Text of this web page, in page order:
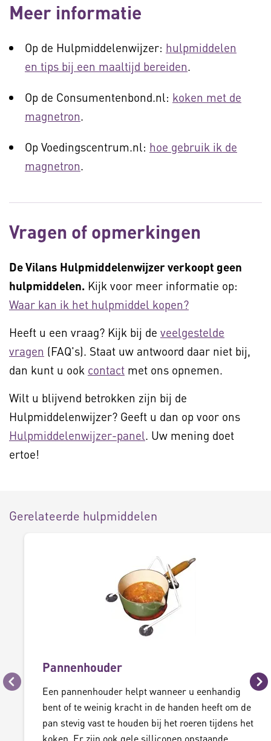
Meer informatie
Op de Hulpmiddelenwijzer: hulpmiddelen
en tips bij een maaltijd bereiden.
Op de Consumentenbond.nl: koken met de
magnetron.
Op Voedingscentrum.nl: hoe gebruik ik de
magnetron.
Vragen of opmerkingen
De Vilans Hulpmiddelenwijzer verkoopt geen
hulpmiddelen. Kijk voor meer informatie op:
Waar kan ik het hulpmiddel kopen?
Heeft u een vraag? Kijk bij de veelgestelde
vragen (FAQ's). Staat uw antwoord daar niet bij,
dan kunt u ook contact met ons opnemen.
Wilt u blijvend betrokken zijn bij de
Hulpmiddelenwijzer? Geeft u dan op voor ons
Hulpmiddelenwijzer-panel. Uw mening doet
ertoe!
Gerelateerde hulpmiddelen
Vorige
Pannenhouder
Een pannenhouder helpt wanneer u eenhandig
bent of te weinig kracht in de handen heeft om de
pan stevig vast te houden bij het roeren tijdens het
koken. Er zijn ook gele silliconen opstaande